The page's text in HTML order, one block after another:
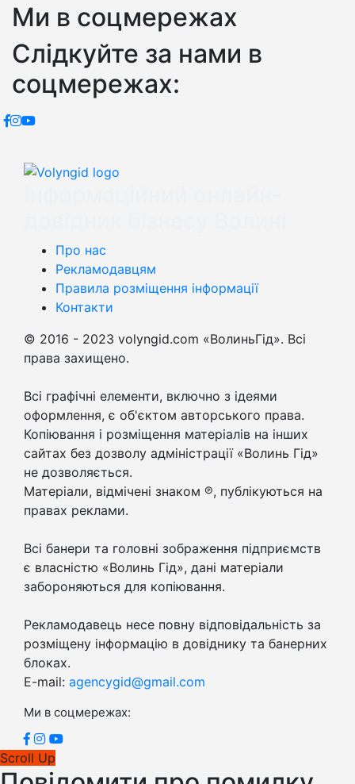
Ми в соцмережах
Слідкуйте за нами в
соцмережах:
Про нас
Рекламодавцям
Правила розміщення інформації
Контакти
© 2016 - 2023 volyngid.com «ВолиньГід». Всі
права захищено.
Всі графічні елементи, включно з ідеями
оформлення, є об'єктом авторського права.
Копіювання і розміщення матеріалів на інших
сайтах без дозволу адміністрації «Волинь Гід»
не дозволяється.
Матеріали, відмічені знаком ℗, публікуються на
правах реклами.
Всі банери та головні зображення підприємств
є власністю «Волинь Гід», дані матеріали
забороняються для копіювання.
Рекламодавець несе повну відповідальність за
розміщену інформацію в довіднику та банерних
блоках.
E-mail: agencygid@gmail.com
Ми в соцмережах:
Scroll Up